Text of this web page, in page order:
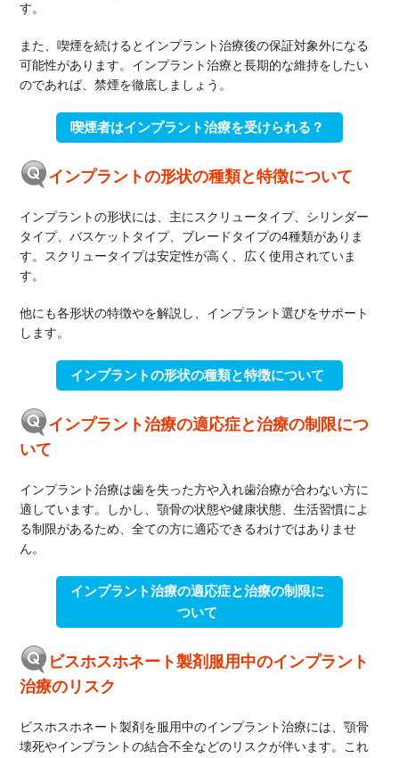
す。
また、喫煙を続けるとインプラント治療後の保証対象外になる
可能性があります。インプラント治療と長期的な維持をしたい
のであれば、禁煙を徹底しましょう。
喫煙者はインプラント治療を受けられる？
インプラントの形状の種類と特徴について
インプラントの形状には、主にスクリュータイプ、シリンダー
タイプ、バスケットタイプ、ブレードタイプの4種類がありま
す。スクリュータイプは安定性が高く、広く使用されていま
す。
他にも各形状の特徴やを解説し、インプラント選びをサポート
します。
インプラントの形状の種類と特徴について
インプラント治療の適応症と治療の制限につ
いて
インプラント治療は歯を失った方や入れ歯治療が合わない方に
適しています。しかし、顎骨の状態や健康状態、生活習慣によ
る制限があるため、全ての方に適応できるわけではありませ
ん。
インプラント治療の適応症と治療の制限に
ついて
ビスホスホネート製剤服用中のインプラント
治療のリスク
ビスホスホネート製剤を服用中のインプラント治療には、顎骨
壊死やインプラントの結合不全などのリスクが伴います。これ